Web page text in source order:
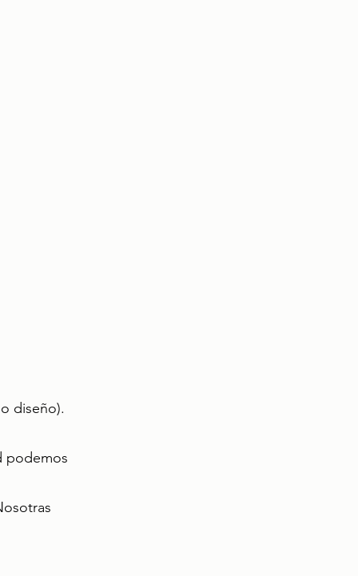
diseño).
podemos